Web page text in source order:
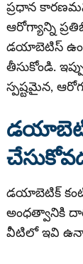
ప్రధాన
ఆరోగ్యాన్ని
డయాబెటిస్ ఉంటే,
తీసుకోండి.
స్పష్టమైన,
డయాబెటిక్ కంటి
అంధత్వానికి
వీటిలో ఇవి